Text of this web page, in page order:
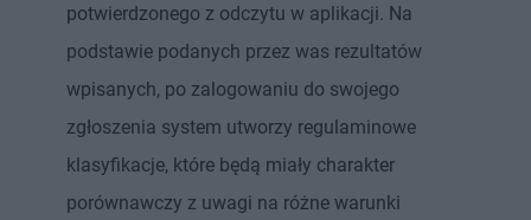
potwierdzonego z odczytu w aplikacji. Na
podstawie podanych przez was rezultatów
wpisanych, po zalogowaniu do swojego
zgłoszenia system utworzy regulaminowe
klasyfikacje, które będą miały charakter
porównawczy z uwagi na różne warunki